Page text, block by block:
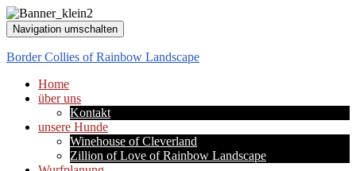
Navigation umschalten
Border Collies of Rainbow Landscape
Home
über uns
Kontakt
unsere Hunde
Winehouse of Cleverland
Zillion of Love of Rainbow Landscape